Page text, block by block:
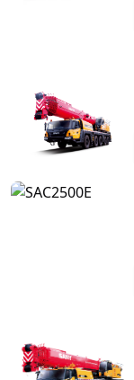
Comparar